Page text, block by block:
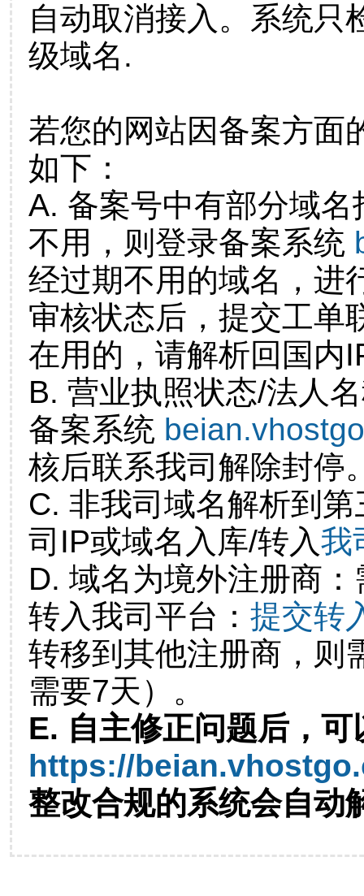
自动取消接入。系统只
级域名.
若您的网站因备案方面
如下：
A. 备案号中有部分域
不用，则登录备案系统
经过期不用的域名，进
审核状态后，提交工单
在用的，请解析回国内
B. 营业执照状态/法人
备案系统
核后联系我司解除封停
C. 非我司域名解析到
司IP或域名入库/转入我
D. 域名为境外注册商
转入我司平台： 提交转
转移到其他注册商，则
需要7天）。
E. 自主修正问题后，可
https://
整改合规的系统会自动